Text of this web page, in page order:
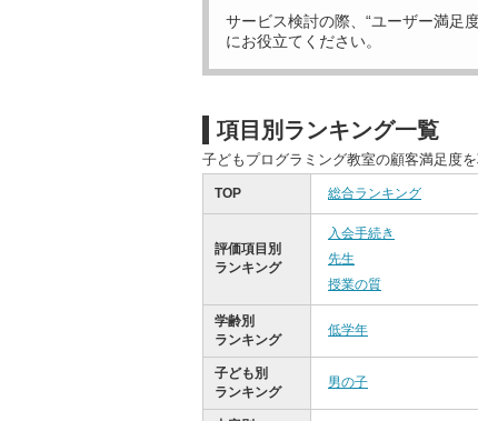
サービス検討の際、“ユーザー満足
にお役立てください。
項目別ランキング一覧
子どもプログラミング教室の顧客満足度
TOP 総合ランキング
評価項目別
ランキング
入会手続き
先生
授業の質
学齢別
ランキング
低学年
子ども別
ランキング
男の子